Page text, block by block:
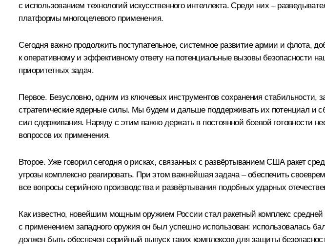
с использованием технологий искусственного интеллекта. Среди них –
платформы многоцелевого применения.
Сегодня важно продолжить поступательное, системное развитие армии и флота,
к оперативному и эффективному ответу на потенциальные вызовы
приоритетных задач.
Первое. Безусловно, одним из ключевых инструментов сохранения стабильности,
стратегические ядерные силы. Мы будем и дальше поддерживать их потенциал и
сил сдерживания. Наряду с этим важно держать в постоянной боевой готовности
вопросов их применения.
Второе. Уже говорил сегодня о рисках, связанных с развёртыванием США ракет
угрозы комплексно реагировать. При этом важнейшая задача – обеспечить
все вопросы серийного производства и развёртывания подобных ударных
Как известно, новейшим мощным оружием России стал ракетный комплекс
с применением западного оружия он был успешно использован: использовалась
должен быть обеспечен серийный выпуск таких комплексов для защиты